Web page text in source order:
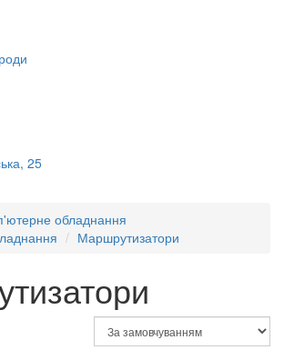
25
обладнання
Маршрутизатори